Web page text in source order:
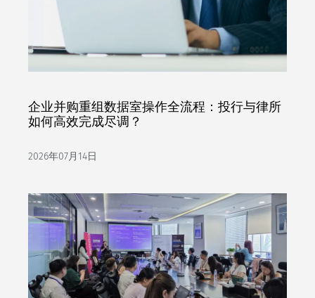
企业并购重组数据室操作全流程：投行与律所
如何高效完成尽调？
2026年07月14日